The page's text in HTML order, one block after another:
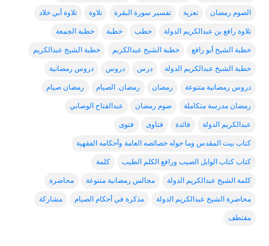
الصوم رمضان تعزية تفسير سورة البقرة تلاوة تلاوة أبي خلاد
تلاوة رافع بن عبدالكريم الدولة خطب خطبة خطبة الجمعة
خطبة الشيخ أبو رافع خطبة الشيخ عبدالكربم خطبة الشيخ عبدالكريم
خطبة الشيخ عبدالكريم الدولة درس دروس دروس رمضانية
دروس رمضانية متنوعة رمضان رمضان. الصيام رمضان صيام
رمضان مدرسة متكاملة صوم رمضان عبدالفتاح الوصابي
عبدالكريم الدولة فائدة فتاوى فتوى
كتاب بيت المقدس وما حوله خصائصه العامة وأحكامه الفقهية
كتاب كتاب الوابل الصيب ورافع الكلم الطيب كلمة
كلمة الشيخ عبدالكريم الدولة مجالس رمضانية متنوعة محاضرة
محاضرة الشيخ عبدالكريم الدولة مذكرة في أحكام الصيام مشاركة
مقتطف